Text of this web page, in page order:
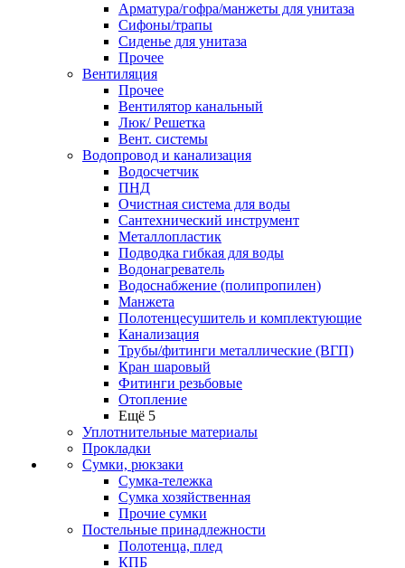
Арматура/гофра/манжеты для унитаза
Сифоны/трапы
Сиденье для унитаза
Прочее
Вентиляция
Прочее
Вентилятор канальный
Люк/ Решетка
Вент. системы
Водопровод и канализация
Водосчетчик
ПНД
Очистная система для воды
Сантехнический инструмент
Металлопластик
Подводка гибкая для воды
Водонагреватель
Водоснабжение (полипропилен)
Манжета
Полотенцесушитель и комплектующие
Канализация
Трубы/фитинги металлические (ВГП)
Кран шаровый
Фитинги резьбовые
Отопление
Ещё 5
Уплотнительные материалы
Прокладки
Сумки, рюкзаки
Сумка-тележка
Сумка хозяйственная
Прочие сумки
Постельные принадлежности
Полотенца, плед
КПБ